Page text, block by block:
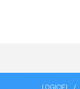
LOGICIEL /